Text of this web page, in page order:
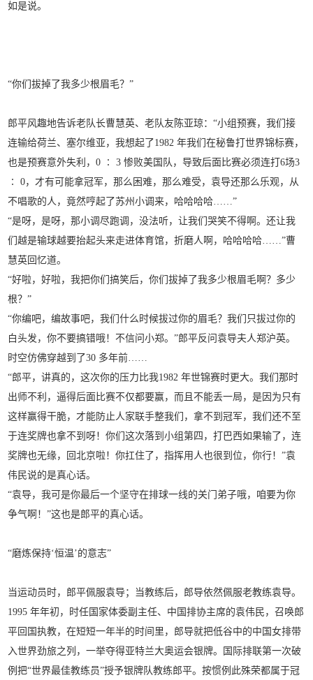
如是说。
“你们拔掉了我多少根眉毛？”
郎平风趣地告诉老队长曹慧英、老队友陈亚琼：“小组预赛，我们接
连输给荷兰、塞尔维亚，我想起了1982 年我们在秘鲁打世界锦标赛，
也是预赛意外失利，0 ∶ 3 惨败美国队，导致后面比赛必须连打6场3
∶ 0，才有可能拿冠军，那么困难，那么难受，袁导还那么乐观，从
不唱歌的人，竟然哼起了苏州小调来，哈哈哈哈……”
“是呀，是呀，那小调尽跑调，没法听，让我们哭笑不得啊。还让我
们越是输球越要抬起头来走进体育馆，折磨人啊，哈哈哈哈……”曹
慧英回忆道。
“好啦，好啦，我把你们搞笑后，你们拔掉了我多少根眉毛啊？多少
根？”
“你编吧，编故事吧，我们什么时候拔过你的眉毛？我们只拔过你的
白头发，你不要搞错哦！不信问小郑。”郎平反问袁导夫人郑沪英。
时空仿佛穿越到了30 多年前……
“郎平，讲真的，这次你的压力比我1982 年世锦赛时更大。我们那时
出师不利，逼得后面比赛不仅都要赢，而且不能丢一局，是因为只有
这样赢得干脆，才能防止人家联手整我们，拿不到冠军，我们还不至
于连奖牌也拿不到呀！你们这次落到小组第四，打巴西如果输了，连
奖牌也无缘，回北京啦！你扛住了，指挥用人也很到位，你行！”袁
伟民说的是真心话。
“袁导，我可是你最后一个坚守在排球一线的关门弟子哦，咱要为你
争气啊！”这也是郎平的真心话。
“磨炼保持‘恒温’的意志”
当运动员时，郎平佩服袁导；当教练后，郎导依然佩服老教练袁导。
1995 年年初，时任国家体委副主任、中国排协主席的袁伟民，召唤郎
平回国执教，在短短一年半的时间里，郎导就把低谷中的中国女排带
入世界劲旅之列，一举夺得亚特兰大奥运会银牌。国际排联第一次破
例把“世界最佳教练员”授予银牌队教练郎平。按惯例此殊荣都属于冠